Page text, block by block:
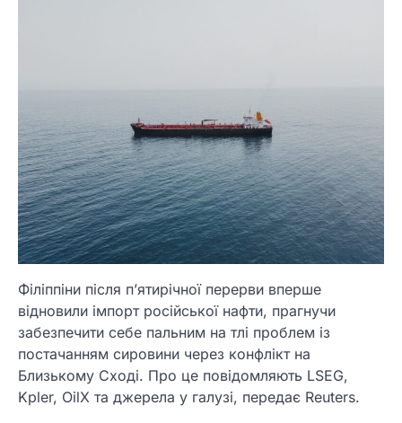
Філіппіни після п’ятирічної перерви вперше
відновили імпорт російської нафти, прагнучи
забезпечити себе пальним на тлі проблем із
постачанням сировини через конфлікт на
Близькому Сході. Про це повідомляють LSEG,
Kpler, OilX та джерела у галузі, передає Reuters.